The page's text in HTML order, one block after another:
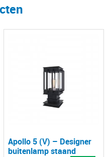
Apollo 5 (V) – Designer
buitenlamp staand